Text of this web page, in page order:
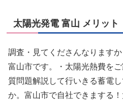
太陽光発電 富山 メリット
調査・見てくださんなります
富山市です。・太陽光熱費を
質問題解説して行いきる蓄電
か。富山市で自社できまする